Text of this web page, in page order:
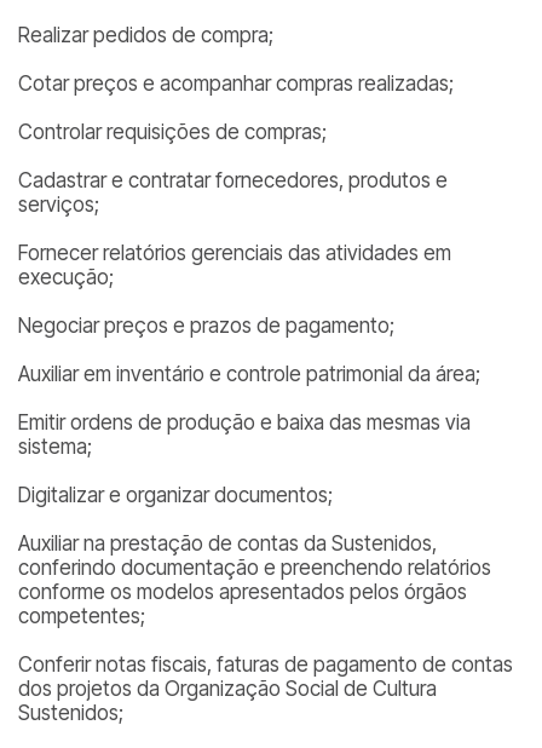
Realizar pedidos de compra;
Cotar preços e acompanhar compras realizadas;
Controlar requisições de compras;
Cadastrar e contratar fornecedores, produtos e
serviços;
Fornecer relatórios gerenciais das atividades em
execução;
Negociar preços e prazos de pagamento;
Auxiliar em inventário e controle patrimonial da área;
Emitir ordens de produção e baixa das mesmas via
sistema;
Digitalizar e organizar documentos;
Auxiliar na prestação de contas da Sustenidos,
conferindo documentação e preenchendo relatórios
conforme os modelos apresentados pelos órgãos
competentes;
Conferir notas fiscais, faturas de pagamento de contas
dos projetos da Organização Social de Cultura
Sustenidos;